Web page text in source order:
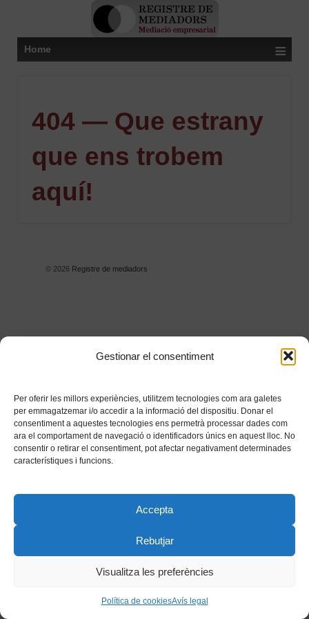
Gestionar el consentiment
Per oferir les millors experiències, utilitzem tecnologies com ara galetes
per emmagatzemar i/o accedir a la informació del dispositiu. Donar el
consentiment a aquestes tecnologies ens permetrà processar dades com
ara el comportament de navegació o identificadors únics en aquest lloc. No
consentir o retirar el consentiment, pot afectar negativament determinades
característiques i funcions.
Accepta
Rebutjar
Visualitza les preferències
Política de cookiesAvís legal
Home ≡
404 — Que estrany
que ens trobem
aquí!
© 2026Registre de mediadors